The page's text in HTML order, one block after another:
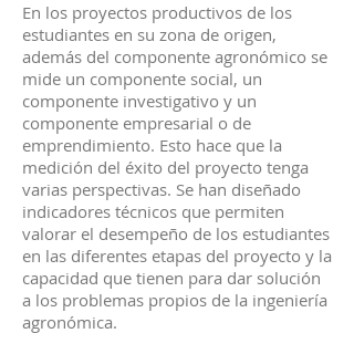
En los proyectos productivos de los
estudiantes en su zona de origen,
además del componente agronómico se
mide un componente social, un
componente investigativo y un
componente empresarial o de
emprendimiento. Esto hace que la
medición del éxito del proyecto tenga
varias perspectivas. Se han diseñado
indicadores técnicos que permiten
valorar el desempeño de los estudiantes
en las diferentes etapas del proyecto y la
capacidad que tienen para dar solución
a los problemas propios de la ingeniería
agronómica.